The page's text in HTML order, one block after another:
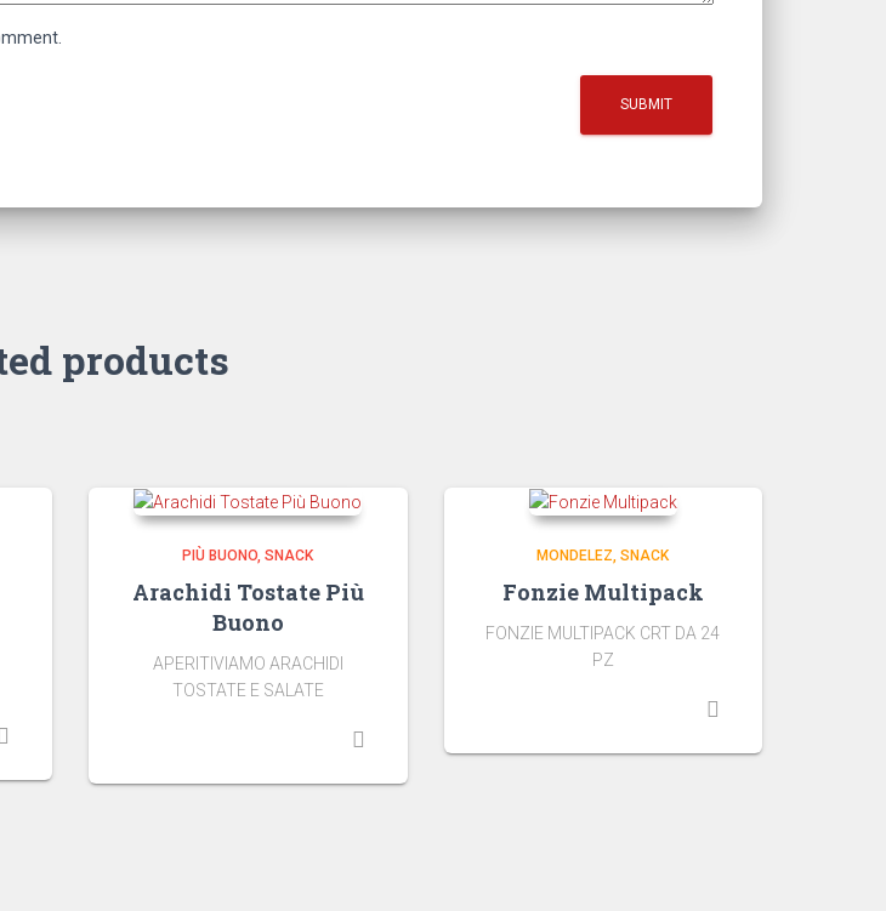
products
PIÙ BUONO SNACK
Arachidi Tostate Più
Buono
APERITIVIAMO ARACHIDI
TOSTATE E SALATE
MONDELEZ SNACK
Fonzie Multipack
FONZIE MULTIPACK CRT DA 24
PZ